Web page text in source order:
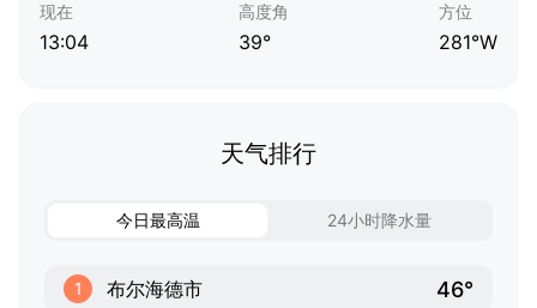
现在
13:04
高度角
39°
方位
281°W
天气排行
今日最高温 24小时降水量
1 布尔海德市 46°